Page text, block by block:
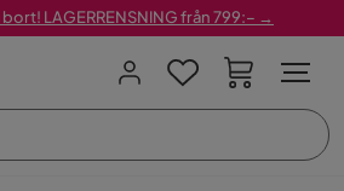
LAGERRENSNING från 799:– →